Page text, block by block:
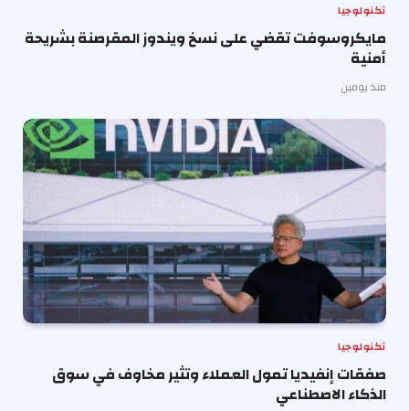
تكنولوجيا
مايكروسوفت تقضي على نسخ ويندوز المقرصنة بشريحة
أمنية
منذ يومين
تكنولوجيا
صفقات إنفيديا تمول العملاء وتثير مخاوف في سوق
الذكاء الاصطناعي